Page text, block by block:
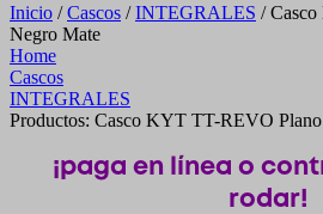
Inicio /Cascos /INTEGRALES /
Negro Mate
Home
Cascos
INTEGRALES
Productos: Casco KYT TT-REVO
¡paga en línea o
rodar!